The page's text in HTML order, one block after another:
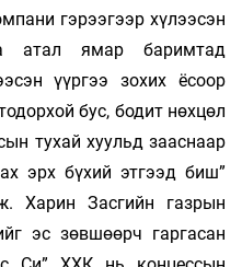
гэрээгээр хүлээсэн
атал ямар баримтад
үүргээ зохих ёсоор
бус, бодит нөхцөл
тухай хуульд зааснаар
эрх бүхий этгээд биш”
Харин Засгийн газрын
эс зөвшөөрч гаргасан